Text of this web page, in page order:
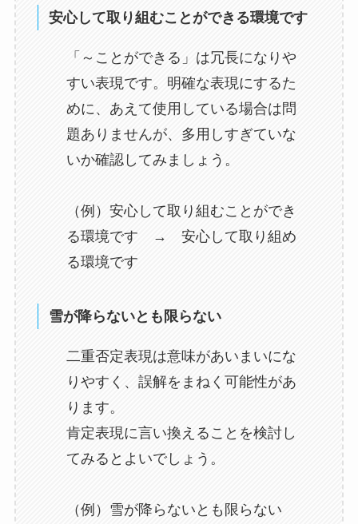
安心して取り組むことができる環境です
「～ことができる」は冗長になりや
すい表現です。明確な表現にするた
めに、あえて使用している場合は問
題ありませんが、多用しすぎていな
いか確認してみましょう。
（例）安心して取り組むことができ
る環境です → 安心して取り組め
る環境です
雪が降らないとも限らない
二重否定表現は意味があいまいにな
りやすく、誤解をまねく可能性があ
ります。
肯定表現に言い換えることを検討し
てみるとよいでしょう。
（例）雪が降らないとも限らない